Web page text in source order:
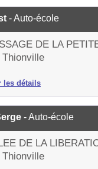
- Auto-école
DE LA
Thionville
les détails
- Auto-école
DE LA
Thionville